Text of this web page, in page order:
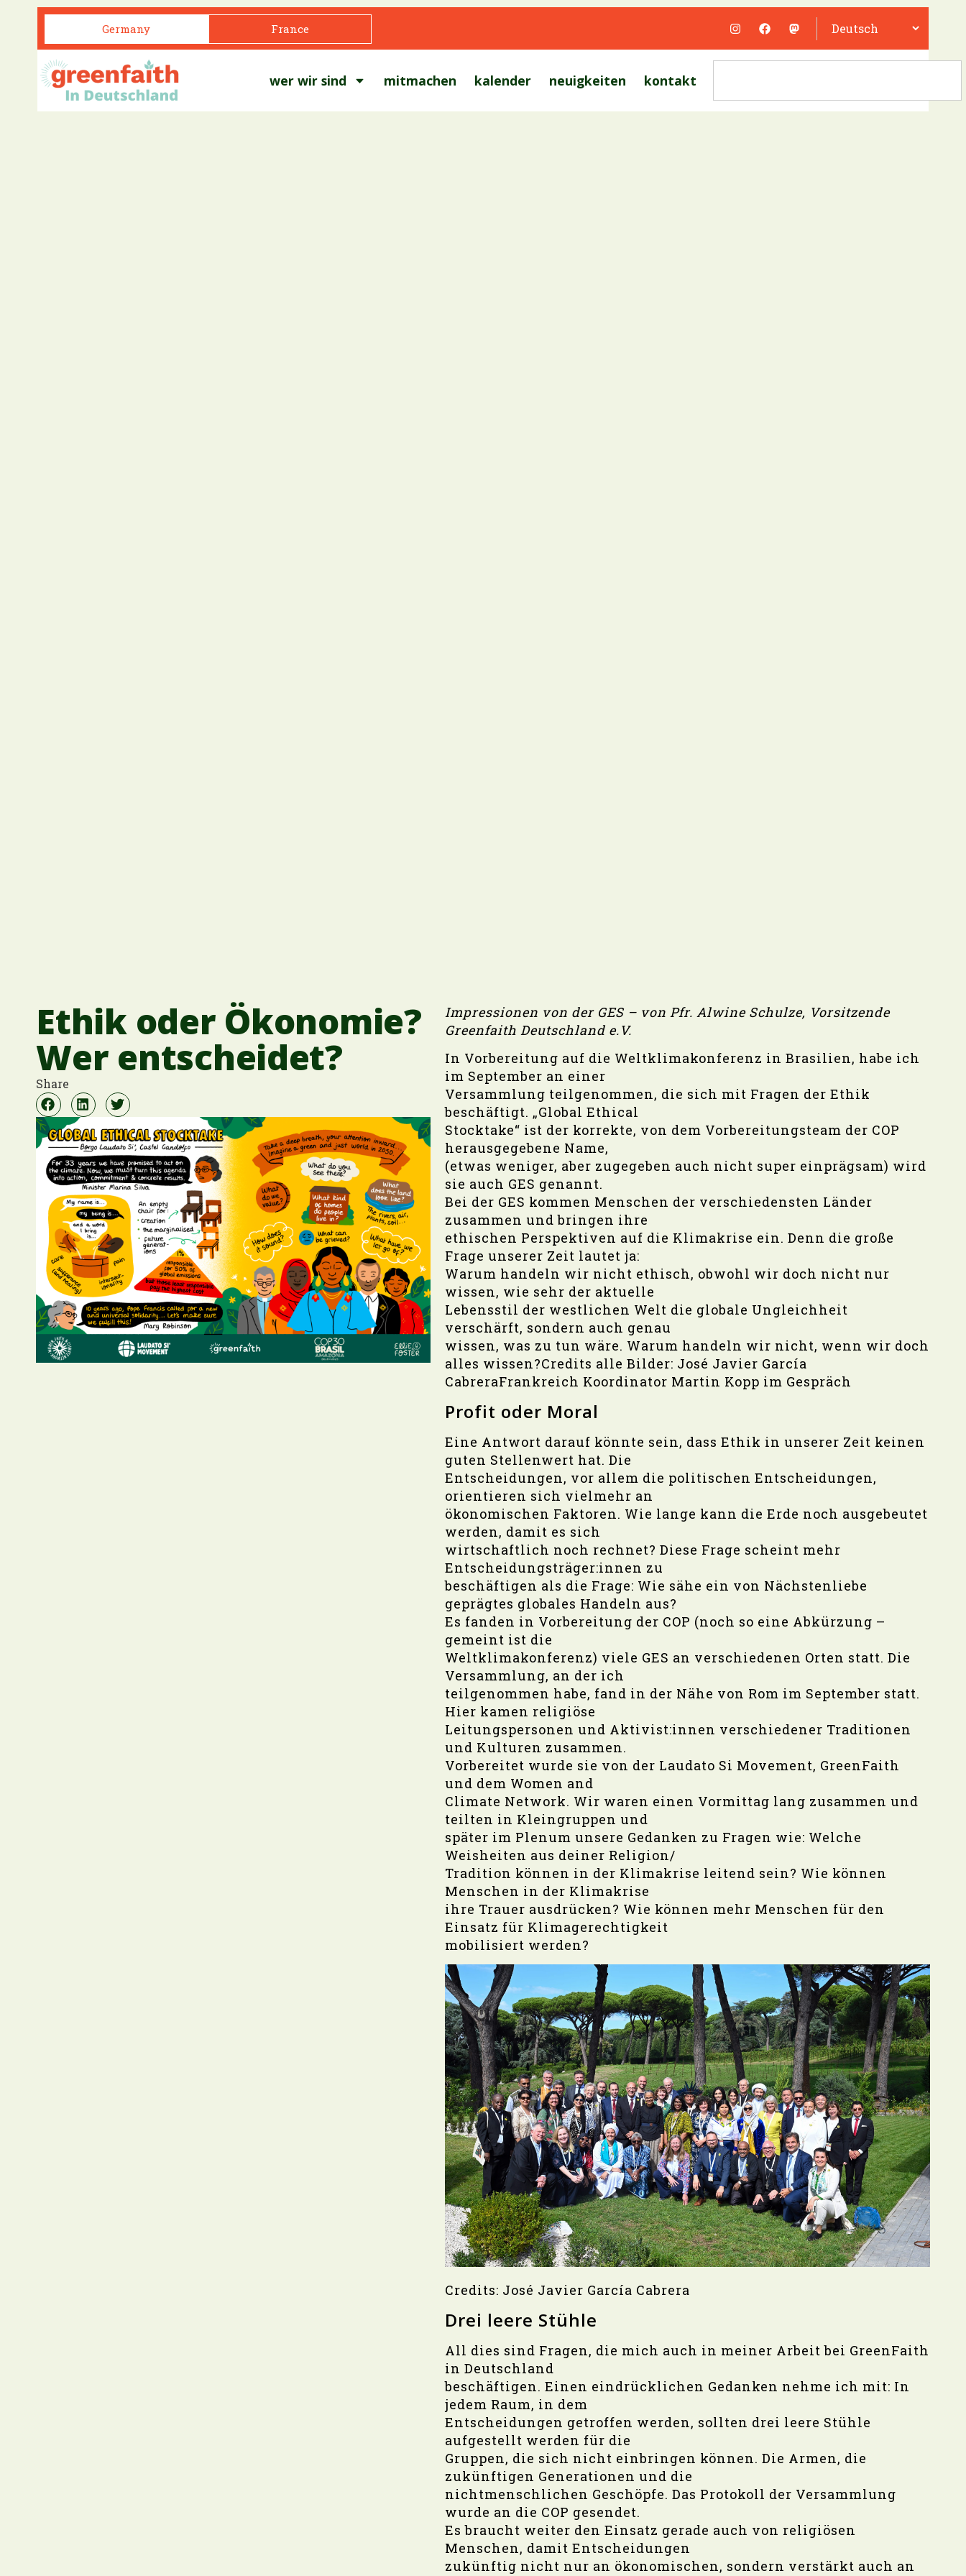
Germany France
wer wir sind mitmachen kalender neuigkeiten kontakt
Ethik oder Ökonomie?
Wer entscheidet?
Share
Impressionen von der GES – von Pfr. Alwine Schulze, Vorsitzende
Greenfaith Deutschland e.V.
In Vorbereitung auf die Weltklimakonferenz in Brasilien, habe ich
im September an einer
Versammlung teilgenommen, die sich mit Fragen der Ethik
beschäftigt. „Global Ethical
Stocktake“ ist der korrekte, von dem Vorbereitungsteam der COP
herausgegebene Name,
(etwas weniger, aber zugegeben auch nicht super einprägsam) wird
sie auch GES genannt.
Bei der GES kommen Menschen der verschiedensten Länder
zusammen und bringen ihre
ethischen Perspektiven auf die Klimakrise ein. Denn die große
Frage unserer Zeit lautet ja:
Warum handeln wir nicht ethisch, obwohl wir doch nicht nur
wissen, wie sehr der aktuelle
Lebensstil der westlichen Welt die globale Ungleichheit
verschärft, sondern auch genau
wissen, was zu tun wäre. Warum handeln wir nicht, wenn wir doch
alles wissen?Credits alle Bilder: José Javier García
CabreraFrankreich Koordinator Martin Kopp im Gespräch
Profit oder Moral
Eine Antwort darauf könnte sein, dass Ethik in unserer Zeit keinen
guten Stellenwert hat. Die
Entscheidungen, vor allem die politischen Entscheidungen,
orientieren sich vielmehr an
ökonomischen Faktoren. Wie lange kann die Erde noch ausgebeutet
werden, damit es sich
wirtschaftlich noch rechnet? Diese Frage scheint mehr
Entscheidungsträger:innen zu
beschäftigen als die Frage: Wie sähe ein von Nächstenliebe
geprägtes globales Handeln aus?
Es fanden in Vorbereitung der COP (noch so eine Abkürzung –
gemeint ist die
Weltklimakonferenz) viele GES an verschiedenen Orten statt. Die
Versammlung, an der ich
teilgenommen habe, fand in der Nähe von Rom im September statt.
Hier kamen religiöse
Leitungspersonen und Aktivist:innen verschiedener Traditionen
und Kulturen zusammen.
Vorbereitet wurde sie von der Laudato Si Movement, GreenFaith
und dem Women and
Climate Network. Wir waren einen Vormittag lang zusammen und
teilten in Kleingruppen und
später im Plenum unsere Gedanken zu Fragen wie: Welche
Weisheiten aus deiner Religion/
Tradition können in der Klimakrise leitend sein? Wie können
Menschen in der Klimakrise
ihre Trauer ausdrücken? Wie können mehr Menschen für den
Einsatz für Klimagerechtigkeit
mobilisiert werden?
Credits: José Javier García Cabrera
Drei leere Stühle
All dies sind Fragen, die mich auch in meiner Arbeit bei GreenFaith
in Deutschland
beschäftigen. Einen eindrücklichen Gedanken nehme ich mit: In
jedem Raum, in dem
Entscheidungen getroffen werden, sollten drei leere Stühle
aufgestellt werden für die
Gruppen, die sich nicht einbringen können. Die Armen, die
zukünftigen Generationen und die
nichtmenschlichen Geschöpfe. Das Protokoll der Versammlung
wurde an die COP gesendet.
Es braucht weiter den Einsatz gerade auch von religiösen
Menschen, damit Entscheidungen
zukünftig nicht nur an ökonomischen, sondern verstärkt auch an